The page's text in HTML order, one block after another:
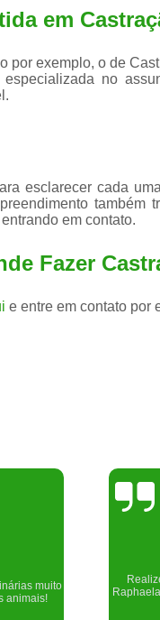
em
por exemplo, o de
no
esclarecer cada
também
em contato.
Fazer
e entre em contato por
o lugar e a
Um lugar